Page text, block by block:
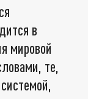
в
мировой
те,